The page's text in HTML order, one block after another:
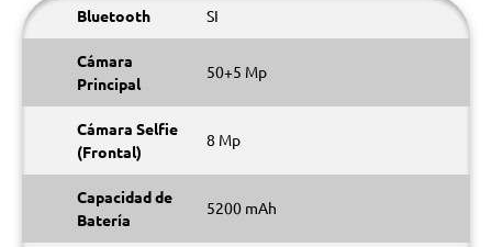
Bluetooth SI
Cámara
Principal
50+5 Mp
Cámara Selfie
(Frontal)
8 Mp
Capacidad de
Batería
5200 mAh